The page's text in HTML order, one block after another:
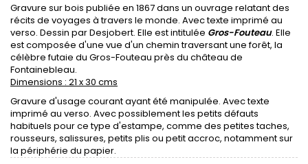
Gravure sur bois publiée en 1867 dans un ouvrage relatant des
récits de voyages à travers le monde. Avec texte imprimé au
verso. Dessin par Desjobert. Elle est intitulée Gros-Fouteau. Elle
est composée d'une vue d'un chemin traversant une forêt, la
célèbre futaie du Gros-Fouteau près du château de
Fontainebleau.
Dimensions : 21 x 30 cms
Gravure d'usage courant ayant été manipulée. Avec texte
imprimé au verso. Avec possiblement les petits défauts
habituels pour ce type d'estampe, comme des petites taches,
rousseurs, salissures, petits plis ou petit accroc, notamment sur
la périphérie du papier.